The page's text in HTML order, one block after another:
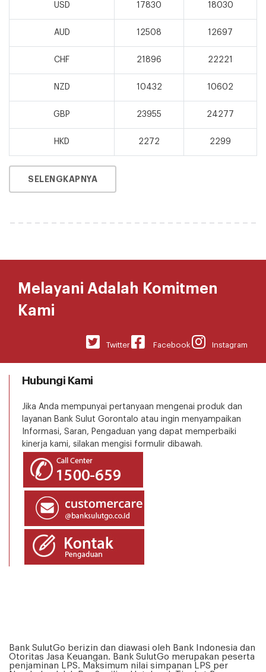
USD 17830 18030
AUD 12508 12697
CHF 21896 22221
NZD 10432 10602
GBP 23955 24277
HKD 2272 2299
SELENGKAPNYA
Melayani Adalah Komitmen
Kami
Instagram
Facebook
Twitter
Hubungi Kami
Jika Anda mempunyai pertanyaan mengenai produk dan
layanan Bank Sulut Gorontalo atau ingin menyampaikan
Informasi, Saran, Pengaduan yang dapat memperbaiki
kinerja kami, silakan mengisi formulir dibawah.
Bank SulutGo berizin dan diawasi oleh Bank Indonesia dan
Otoritas Jasa Keuangan. Bank SulutGo merupakan peserta
penjaminan LPS. Maksimum nilai simpanan LPS per